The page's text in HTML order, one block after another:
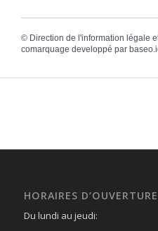
© Direction de l'information légale
comarquage developpé par
HORAIRES
Du lundi au jeudi: